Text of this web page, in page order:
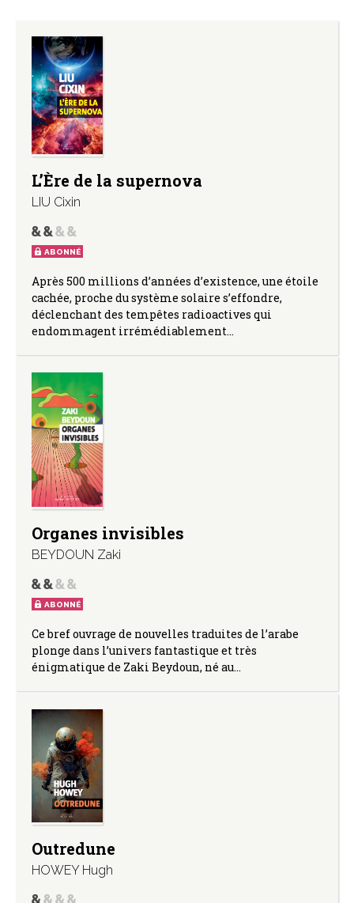
L’Ère de la supernova
LIU Cixin
ABONNÉ
Après 500 millions d’années d’existence, une étoile
cachée, proche du système solaire s’effondre,
déclenchant des tempêtes radioactives qui
endommagent irrémédiablement…
Organes invisibles
BEYDOUN Zaki
ABONNÉ
Ce bref ouvrage de nouvelles traduites de l’arabe
plonge dans l’univers fantastique et très
énigmatique de Zaki Beydoun, né au…
Outredune
HOWEY Hugh